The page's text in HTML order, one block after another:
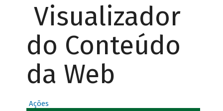
Visualizador
do Conteúdo
da Web
Ações